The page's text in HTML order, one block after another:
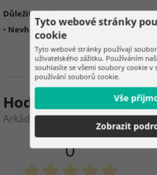
Důležité informace:
• Nevhodné pro děti do 3 let– malé
Hodnocení produktu
Arkádová střílečka na terč s
0
Tyto webové stránky
cookie
Tyto webové stránky používají
uživatelského zážitku. Používáním
souhlasíte se všemi soubory cookie v
používání souborů cookie.
Vše
Zobrazit